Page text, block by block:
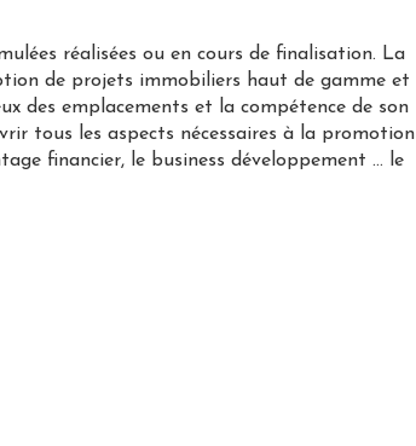
réalisées ou en cours de finalisation. La
de projets immobiliers haut de gamme et
des emplacements et la compétence de son
tous les aspects nécessaires à la promotion
financier, le business développement … le